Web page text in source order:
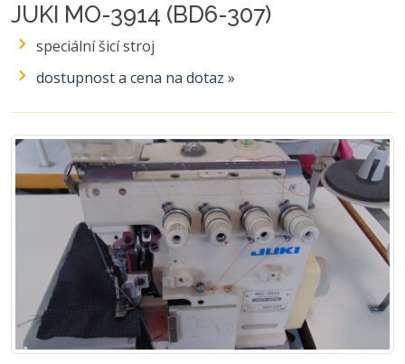
JUKI MO-3914 (BD6-307)
speciální šicí stroj
dostupnost a cena na dotaz »